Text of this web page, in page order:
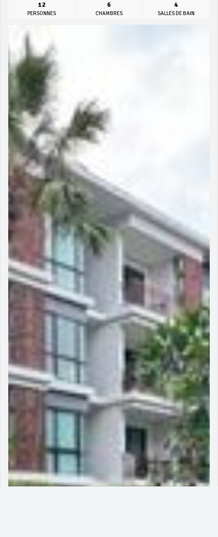
12
PERSONNES
6
CHAMBRES
4
SALLES DE BAIN